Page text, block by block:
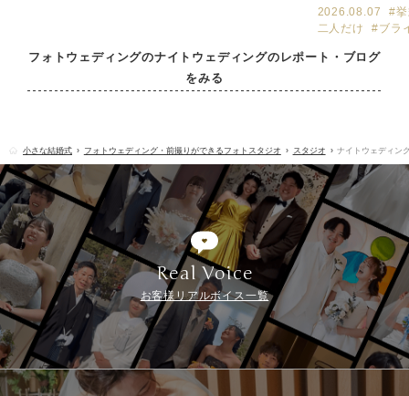
フォトウェディングのナイトウェディングのレポート・ブログ
をみる
2026.08.07
#
二人だけ
#ブラ
小さな結婚式 フォトウェディング・前撮りができるフォトスタジオ スタジオ ナイトウェディン
Real Voice
お客様リアルボイス一覧